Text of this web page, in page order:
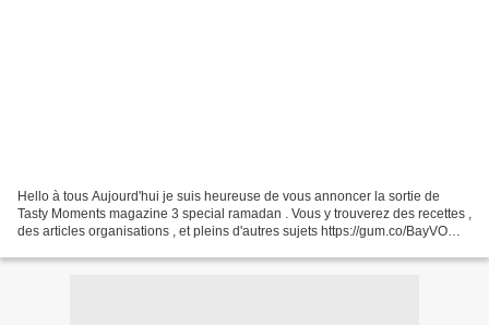
Hello à tous Aujourd'hui je suis heureuse de vous annoncer la sortie de
Tasty Moments magazine 3 special ramadan . Vous y trouverez des recettes ,
des articles organisations , et pleins d'autres sujets https://gum.co/BayVO